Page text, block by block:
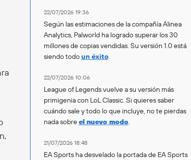
22/07/2026 19:36
Según las estimaciones de la compañía Alinea
Analytics, Palworld ha logrado superar los 30
millones de copias vendidas. Su versión 1.0 está
siendo todoun éxito.
22/07/2026 10:06
League of Legends vuelve a su versión más
primigenia con LoL Classic. Si quieres saber
cuándo sale y todo lo que incluye, no te pierdas
nada sobreel nuevo modo.
21/07/2026 18:48
EA Sports ha desvelado la portada de EA Sports